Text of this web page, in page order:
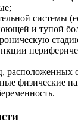
системы
и тупой
расположенных
физические